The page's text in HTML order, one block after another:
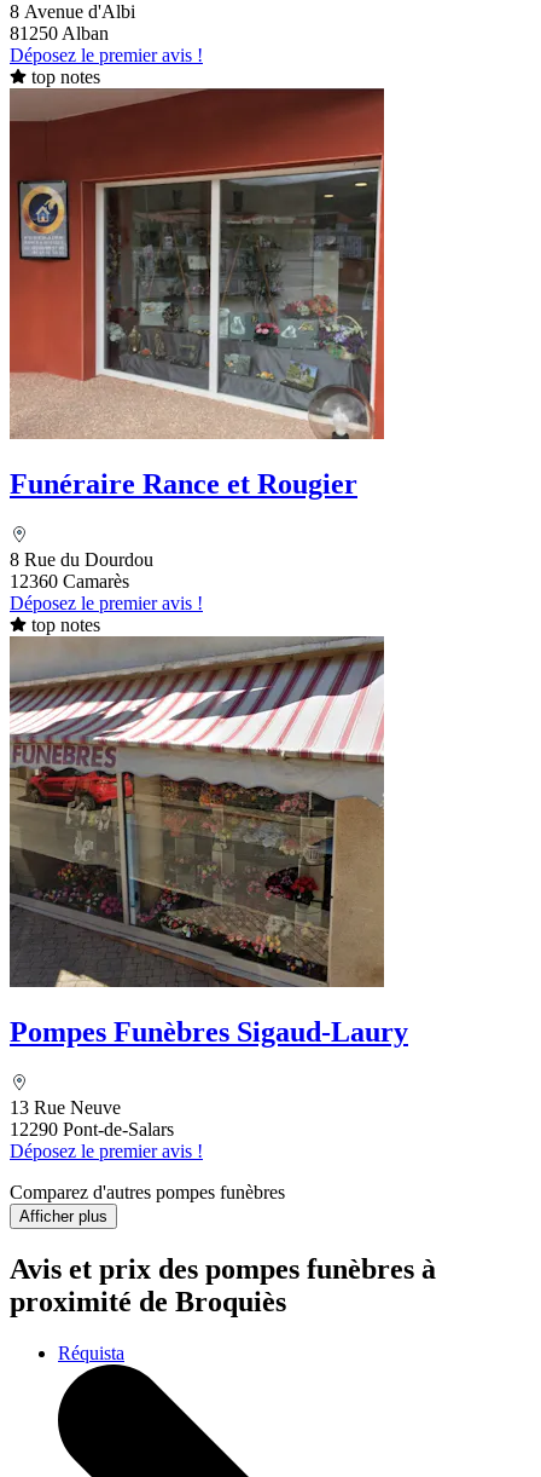
8 Avenue d'Albi
81250 Alban
Déposez le premier avis !
top notes
Funéraire Rance et Rougier
8 Rue du Dourdou
12360 Camarès
Déposez le premier avis !
top notes
Pompes Funèbres Sigaud-Laury
13 Rue Neuve
12290 Pont-de-Salars
Déposez le premier avis !
Comparez d'autres pompes funèbres
Afficher plus
Avis et prix des pompes funèbres à
proximité de Broquiès
Réquista